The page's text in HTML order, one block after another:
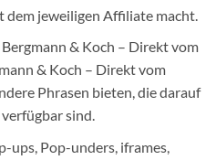
jeweiligen Affiliate macht.
& Koch – Direkt vom
& Koch – Direkt vom
Phrasen bieten, die darauf
sind.
ups, Pop-unders, iframes,